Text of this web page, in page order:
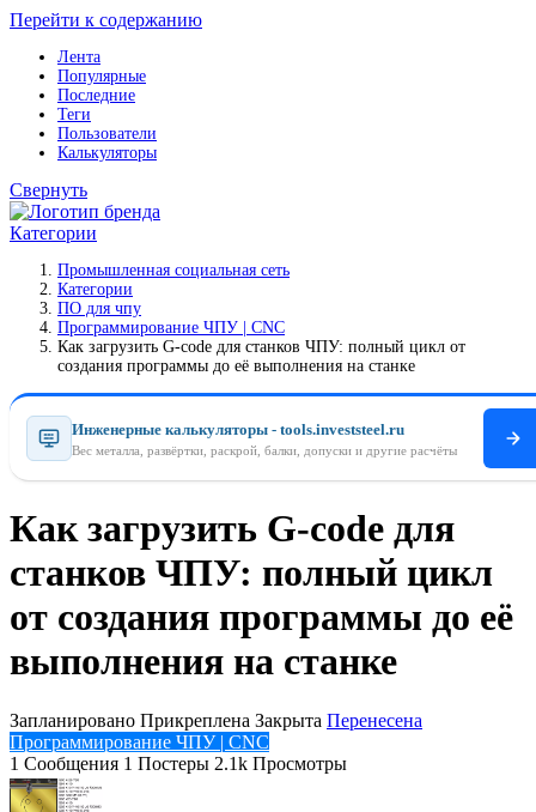
Перейти к содержанию
Лента
Популярные
Последние
Теги
Пользователи
Калькуляторы
Свернуть
Категории
Промышленная социальная сеть
Категории
ПO для чпу
Программирование ЧПУ | CNC
Как загрузить G-code для станков ЧПУ: полный цикл от
создания программы до её выполнения на станке
Инженерные калькуляторы - tools.investsteel.ru
Вес металла, развёртки, раскрой, балки, допуски и другие расчёты
Как загрузить G-code для
станков ЧПУ: полный цикл
от создания программы до её
выполнения на станке
Запланировано Прикреплена Закрыта Перенесена
Программирование ЧПУ | CNC
1 Сообщения 1 Постеры 2.1k Просмотры